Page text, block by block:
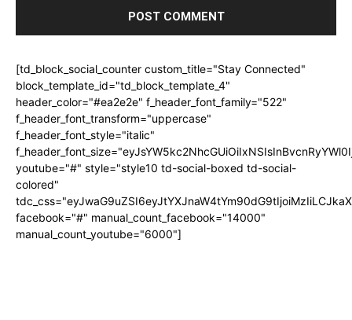
[td_block_social_counter custom_title="Stay Connected"
block_template_id="td_block_template_4"
header_color="#ea2e2e" f_header_font_family="522"
f_header_font_transform="uppercase"
f_header_font_style="italic"
youtube="#" style="style10 td-social-boxed td-social-
colored"
facebook="#" manual_count_facebook="14000"
manual_count_youtube="6000"]